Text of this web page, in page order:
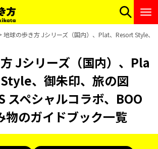
地球の歩き方 Jシリーズ（国内）、Plat、Resort Style、
Jシリーズ（国内）、Pla
、御朱印、旅の図
スペシャルコラボ、BOO
物のガイドブック一覧